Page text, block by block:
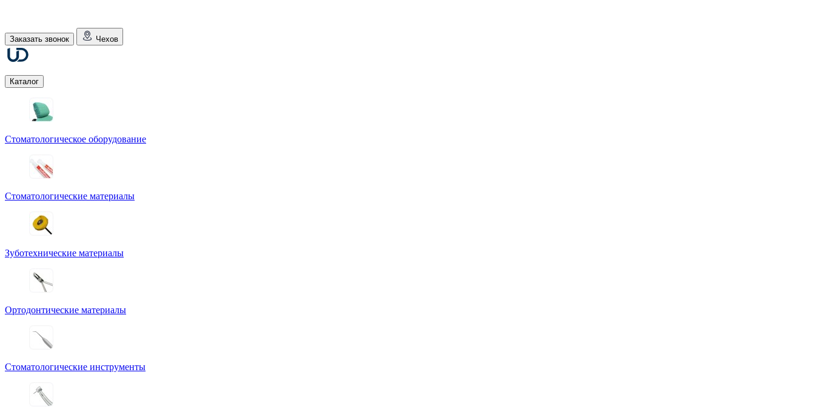
Заказать звонок Чехов
Каталог
Стоматологическое оборудование
Стоматологические материалы
Зуботехнические материалы
Ортодонтические материалы
Стоматологические инструменты